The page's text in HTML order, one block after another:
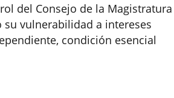
del Consejo de la Magistratura
su vulnerabilidad a intereses
condición esencial